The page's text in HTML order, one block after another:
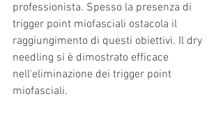
professionista. Spesso la presenza di
trigger point miofasciali ostacola il
raggiungimento di questi obiettivi. Il dry
needling si è dimostrato efficace
nell'eliminazione dei trigger point
miofasciali.